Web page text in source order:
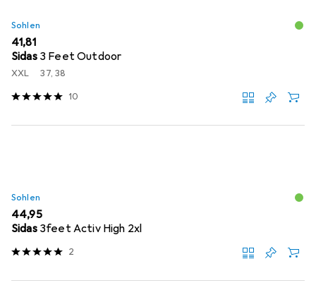
Sohlen
EUR
41,81
Sidas 3 Feet Outdoor
XXL 37, 38
10
Sohlen
EUR
44,95
Sidas 3feet Activ High 2xl
2